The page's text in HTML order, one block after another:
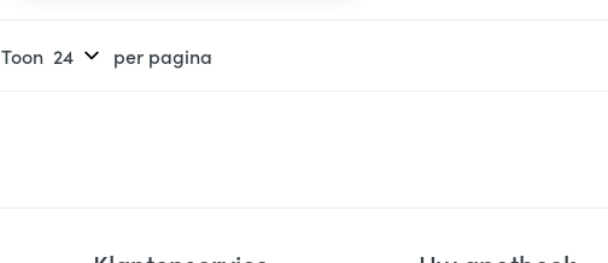
Toon per pagina